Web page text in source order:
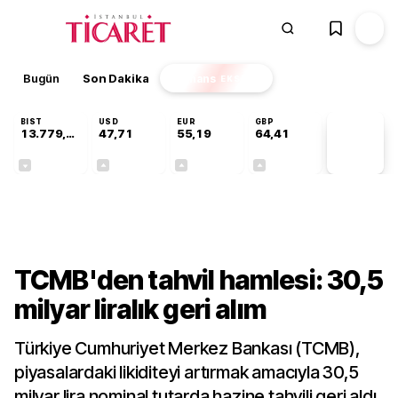
Bugün Son Dakika Finans EKSTRA
BIST
13.779,39
USD
47,71
EUR
55,19
GBP
64,41
TCMB'den tahvil hamlesi: 30,5
milyar liralık geri alım
Türkiye Cumhuriyet Merkez Bankası (TCMB),
piyasalardaki likiditeyi artırmak amacıyla 30,5